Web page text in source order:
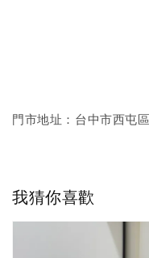
門市地址：台中市西屯
我猜你喜歡